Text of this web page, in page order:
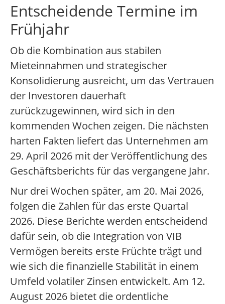
Entscheidende Termine im
Frühjahr
Ob die Kombination aus stabilen
Mieteinnahmen und strategischer
Konsolidierung ausreicht, um das Vertrauen
der Investoren dauerhaft
zurückzugewinnen, wird sich in den
kommenden Wochen zeigen. Die nächsten
harten Fakten liefert das Unternehmen am
29. April 2026 mit der Veröffentlichung des
Geschäftsberichts für das vergangene Jahr.
Nur drei Wochen später, am 20. Mai 2026,
folgen die Zahlen für das erste Quartal
2026. Diese Berichte werden entscheidend
dafür sein, ob die Integration von VIB
Vermögen bereits erste Früchte trägt und
wie sich die finanzielle Stabilität in einem
Umfeld volatiler Zinsen entwickelt. Am 12.
August 2026 bietet die ordentliche